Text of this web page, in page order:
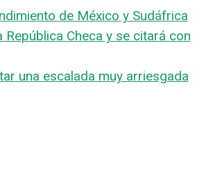
de México y Sudáfrica
Checa y se citará con
una escalada muy arriesgada